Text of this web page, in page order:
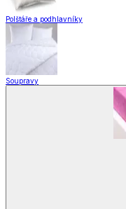
Polštáře a podhlavníky
Soupravy